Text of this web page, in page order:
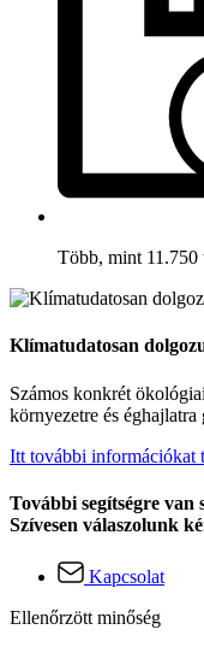
Több, mint 11.750
Klímatudatosan
Számos konkrét
környezetre és
Itt további információkat
További segítségre van
Szívesen válaszolunk
Kapcsolat
Ellenőrzött minőség